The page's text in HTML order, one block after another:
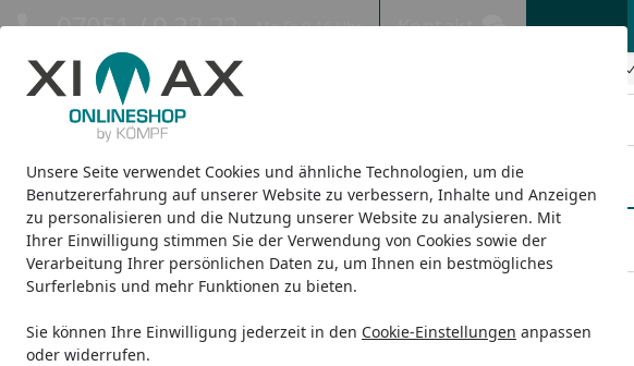
Unsere Seite verwendet Cookies und ähnliche Technologien, um die
Benutzererfahrung auf unserer Website zu verbessern, Inhalte und Anzeigen
zu personalisieren und die Nutzung unserer Website zu analysieren. Mit
Ihrer Einwilligung stimmen Sie der Verwendung von Cookies sowie der
Verarbeitung Ihrer persönlichen Daten zu, um Ihnen ein bestmögliches
Surferlebnis und mehr Funktionen zu bieten.
Sie können Ihre Einwilligung jederzeit in den Cookie-Einstellungen anpassen
oder widerrufen.
Eigene Montage-Teams
07051 / 9 22 22 Mo-Fr. 8-16 Uhr Kontakt
Design-Carports Design-Heizkörper Infrarot-Heizkörper Duschkabinen
Startseite
Design-Carports Linea Ximax Carport Linea Typ 60 Tandem 982 x 272 cm